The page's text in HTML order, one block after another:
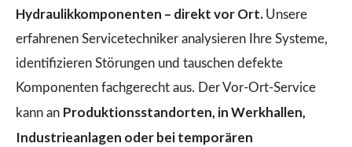
Hydraulikkomponenten – direkt vor Ort. Unsere
erfahrenen Servicetechniker analysieren Ihre Systeme,
identifizieren Störungen und tauschen defekte
Komponenten fachgerecht aus. Der Vor-Ort-Service
kann an Produktionsstandorten, in Werkhallen,
Industrieanlagen oder bei temporären